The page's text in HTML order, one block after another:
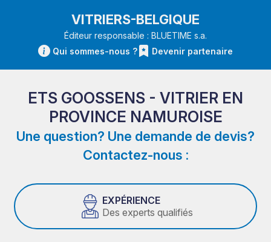
VITRIERS-BELGIQUE
Éditeur responsable : BLUETIME s.a.
Qui sommes-nous ?
Devenir partenaire
ETS GOOSSENS - VITRIER EN
PROVINCE NAMUROISE
Une question? Une demande de devis?
Contactez-nous :
EXPÉRIENCE
Des experts qualifiés